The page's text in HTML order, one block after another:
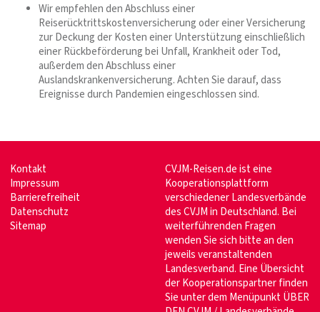
Wir empfehlen den Abschluss einer
Reiserücktrittskostenversicherung oder einer Versicherung
zur Deckung der Kosten einer Unterstützung einschließlich
einer Rückbeförderung bei Unfall, Krankheit oder Tod,
außerdem den Abschluss einer
Auslandskrankenversicherung. Achten Sie darauf, dass
Ereignisse durch Pandemien eingeschlossen sind.
Kontakt
Impressum
Barrierefreiheit
Datenschutz
Sitemap
CVJM-Reisen.de ist eine
Kooperationsplattform
verschiedener Landesverbände
des CVJM in Deutschland. Bei
weiterführenden Fragen
wenden Sie sich bitte an den
jeweils veranstaltenden
Landesverband. Eine Übersicht
der Kooperationspartner finden
Sie unter dem MenüpunktÜBER